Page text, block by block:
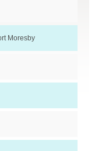
Moresby